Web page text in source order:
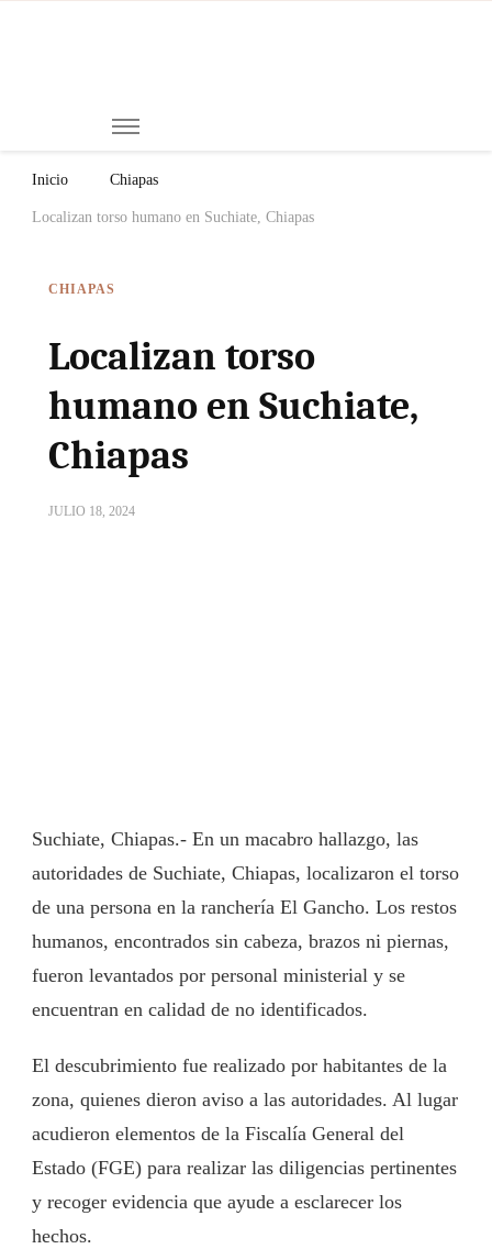
Inicio Chiapas
Localizan torso humano en Suchiate, Chiapas
CHIAPAS
Localizan torso
humano en Suchiate,
Chiapas
JULIO 18, 2024
Suchiate, Chiapas.- En un macabro hallazgo, las
autoridades de Suchiate, Chiapas, localizaron el torso
de una persona en la ranchería El Gancho. Los restos
humanos, encontrados sin cabeza, brazos ni piernas,
fueron levantados por personal ministerial y se
encuentran en calidad de no identificados.
El descubrimiento fue realizado por habitantes de la
zona, quienes dieron aviso a las autoridades. Al lugar
acudieron elementos de la Fiscalía General del
Estado (FGE) para realizar las diligencias pertinentes
y recoger evidencia que ayude a esclarecer los
hechos.